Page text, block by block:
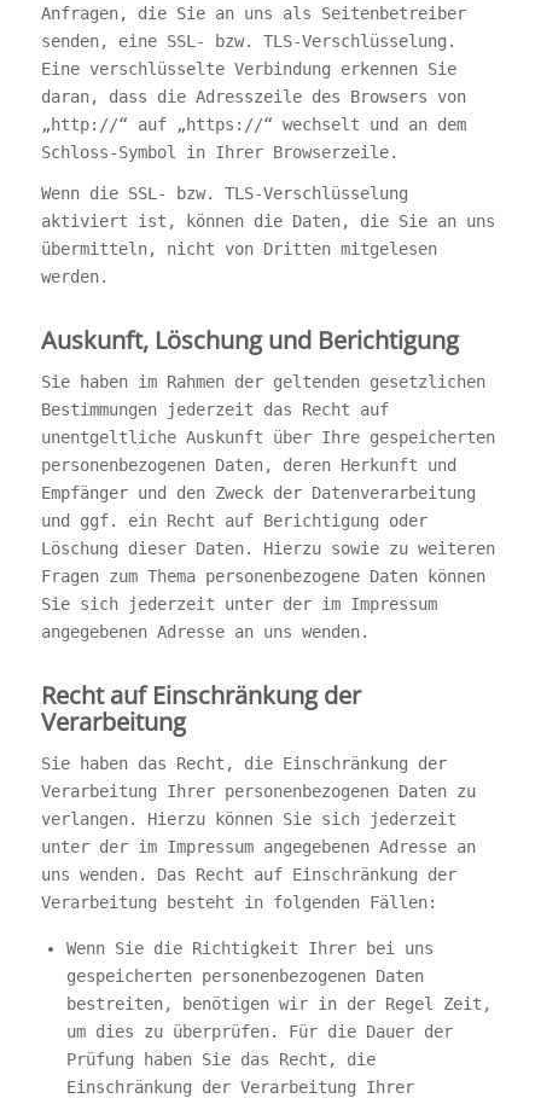
Anfragen, die Sie an uns als Seitenbetreiber
senden, eine SSL- bzw. TLS-Verschlüsselung.
Eine verschlüsselte Verbindung erkennen Sie
daran, dass die Adresszeile des Browsers von
„http://“ auf „https://“ wechselt und an dem
Schloss-Symbol in Ihrer Browserzeile.
Wenn die SSL- bzw. TLS-Verschlüsselung
aktiviert ist, können die Daten, die Sie an uns
übermitteln, nicht von Dritten mitgelesen
werden.
Auskunft, Löschung und Berichtigung
Sie haben im Rahmen der geltenden gesetzlichen
Bestimmungen jederzeit das Recht auf
unentgeltliche Auskunft über Ihre gespeicherten
personenbezogenen Daten, deren Herkunft und
Empfänger und den Zweck der Datenverarbeitung
und ggf. ein Recht auf Berichtigung oder
Löschung dieser Daten. Hierzu sowie zu weiteren
Fragen zum Thema personenbezogene Daten können
Sie sich jederzeit unter der im Impressum
angegebenen Adresse an uns wenden.
Recht auf Einschränkung der
Verarbeitung
Sie haben das Recht, die Einschränkung der
Verarbeitung Ihrer personenbezogenen Daten zu
verlangen. Hierzu können Sie sich jederzeit
unter der im Impressum angegebenen Adresse an
uns wenden. Das Recht auf Einschränkung der
Verarbeitung besteht in folgenden Fällen:
Wenn Sie die Richtigkeit Ihrer bei uns
gespeicherten personenbezogenen Daten
bestreiten, benötigen wir in der Regel Zeit,
um dies zu überprüfen. Für die Dauer der
Prüfung haben Sie das Recht, die
Einschränkung der Verarbeitung Ihrer